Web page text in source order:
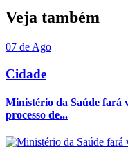
Veja também
07 de Ago
Cidade
Ministério da Saúde fará
processo de...